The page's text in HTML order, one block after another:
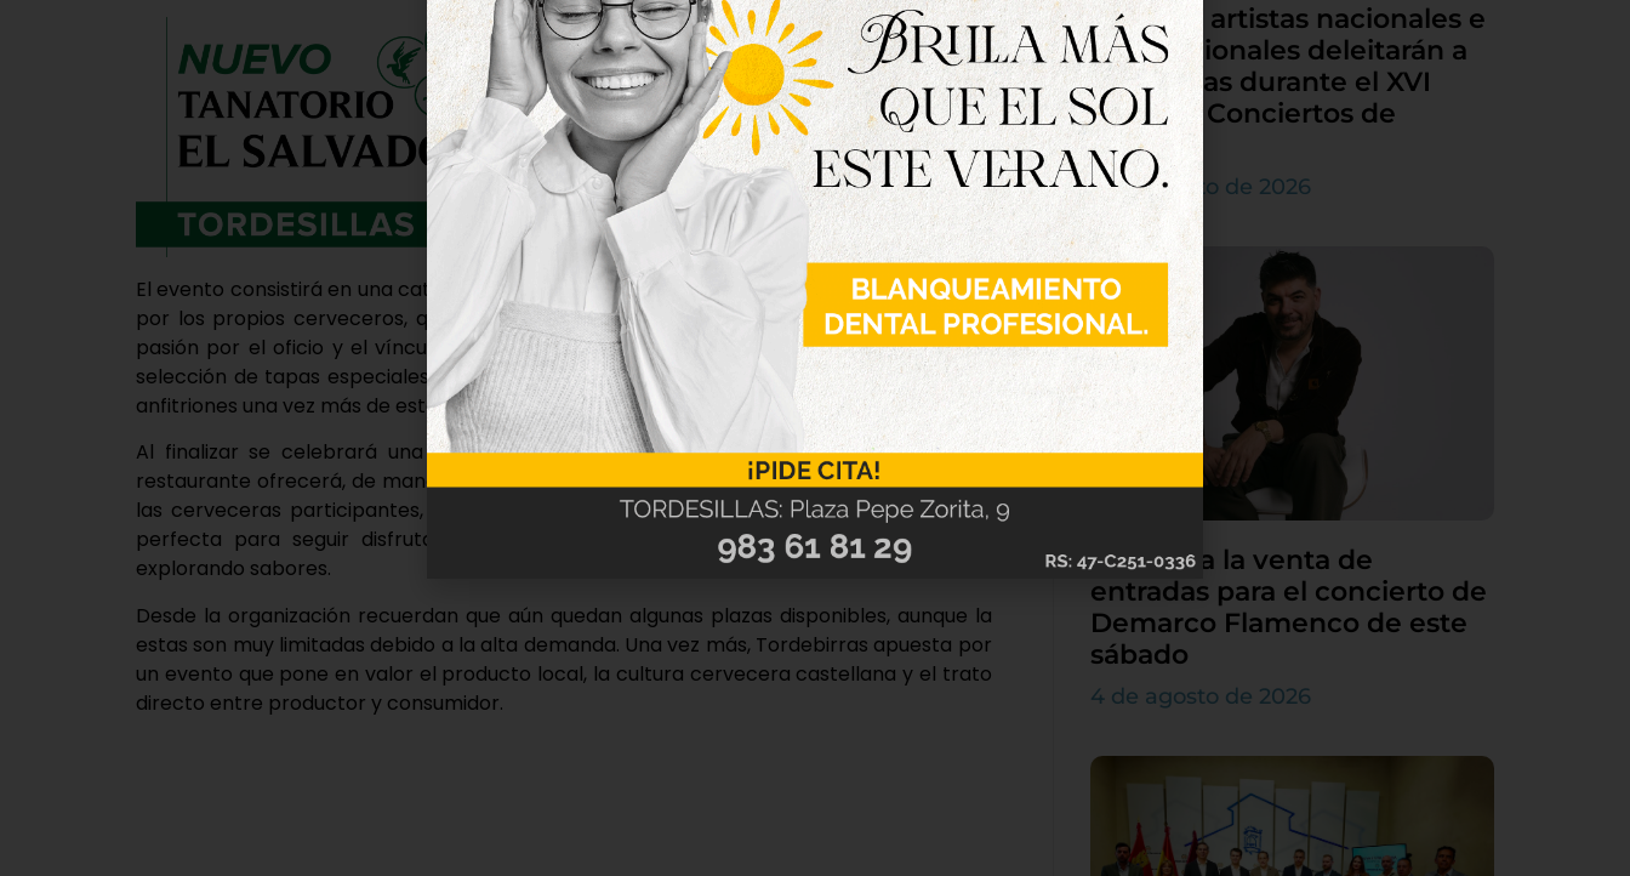
El evento consistirá en una cata donde se degustarán seis referencias artesanas, guiadas
por los propios cerveceros, quienes compartirán los secretos de cada elaboración, su
pasión por el oficio y el vínculo con nuestra tierra. El evento contará además con una
selección de tapas especiales servidas por el equipo del Hotel Restaurante Los Toreros,
anfitriones una vez más de esta cita.
Al finalizar se celebrará una ‘postcata’ abierta al público en la misma ubicación. El
restaurante ofrecerá, de manera libre y distendida, una referencia extra de cada una de
las cerveceras participantes, disponibles para su consumo individual. Una oportunidad
perfecta para seguir disfrutando de la fiesta, charlar con los cerveceros y seguir
explorando sabores.
Desde la organización recuerdan que aún quedan algunas plazas disponibles, aunque la
estas son muy limitadas debido a la alta demanda. Una vez más, Tordebirras apuesta por
un evento que pone en valor el producto local, la cultura cervecera castellana y el trato
directo entre productor y consumidor.
Grandes artistas nacionales e
internacionales deleitarán a
Tordesillas durante el XVI
Ciclo de Conciertos de
Órgano
4 de agosto de 2026
Continúa la venta de
entradas para el concierto de
Demarco Flamenco de este
sábado
4 de agosto de 2026